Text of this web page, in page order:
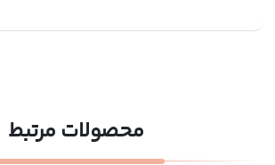
محصولات مرتبط